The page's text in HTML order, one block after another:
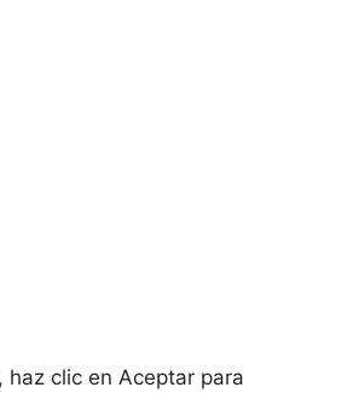
haz clic en Aceptar para